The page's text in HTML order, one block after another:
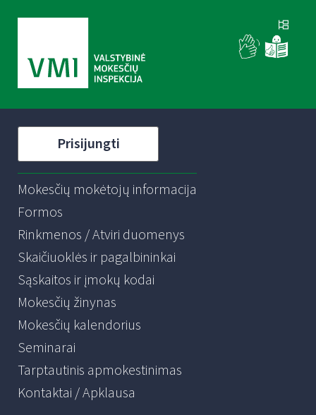
Prisijungti
Mokesčių mokėtojų informacija
Formos
Rinkmenos / Atviri duomenys
Skaičiuoklės ir pagalbininkai
Sąskaitos ir įmokų kodai
Mokesčių žinynas
Mokesčių kalendorius
Seminarai
Tarptautinis apmokestinimas
Kontaktai / Apklausa